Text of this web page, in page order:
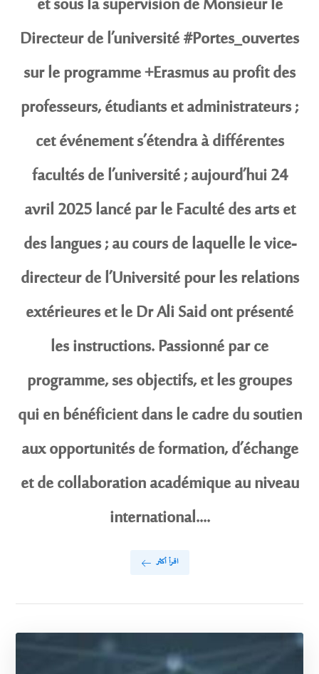
et sous la supervision de Monsieur le
Directeur de l’université #Portes_ouvertes
sur le programme +Erasmus au profit des
professeurs, étudiants et administrateurs ;
cet événement s’étendra à différentes
facultés de l’université ; aujourd’hui 24
avril 2025 lancé par le Faculté des arts et
des langues ; au cours de laquelle le vice-
directeur de l’Université pour les relations
extérieures et le Dr Ali Said ont présenté
les instructions. Passionné par ce
programme, ses objectifs, et les groupes
qui en bénéficient dans le cadre du soutien
aux opportunités de formation, d’échange
et de collaboration académique au niveau
international....
اقرأ أكثر